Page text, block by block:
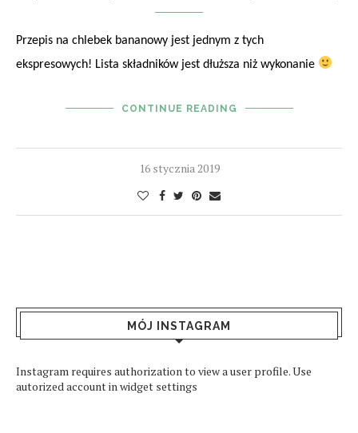
Przepis na chlebek bananowy jest jednym z tych
ekspresowych! Lista składników jest dłuższa niż wykonanie
CONTINUE READING
16 stycznia 2019
MÓJ INSTAGRAM
Instagram requires authorization to view a user profile. Use
autorized account in widget settings